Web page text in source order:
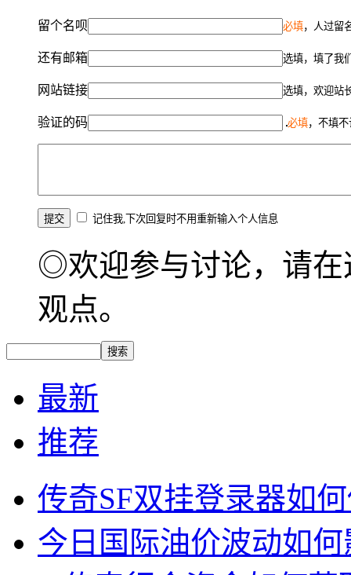
留个名呗 必填，人过留
还有邮箱 选填，填了我
网站链接 选填，欢迎站
验证的码 必填，不填
记住我,下次回复时不用重新输入个人信息
◎欢迎参与讨论，请在
观点。
最新
推荐
传奇SF双挂登录器如
今日国际油价波动如